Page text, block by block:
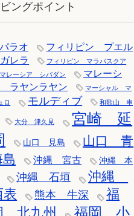
ングポイント
パラオ
フィリピン プエル
ガレラ
フィリピン マラパスクア
マレーシア シパダン
マレーシ
ラヤンラヤン
マーシャル マ
ロ
モルディブ 和歌山 串
大分 津久見
宮崎 延
山口 見島
山口 青
沖縄 宮古
沖縄 本
沖縄 石垣
沖縄
表
熊本 牛深
福
北九州
福岡 小